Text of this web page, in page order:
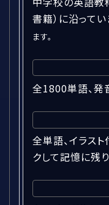
書籍）に沿ってい
ます。
全1800単語、発
全単語、イラス
クして記憶に残